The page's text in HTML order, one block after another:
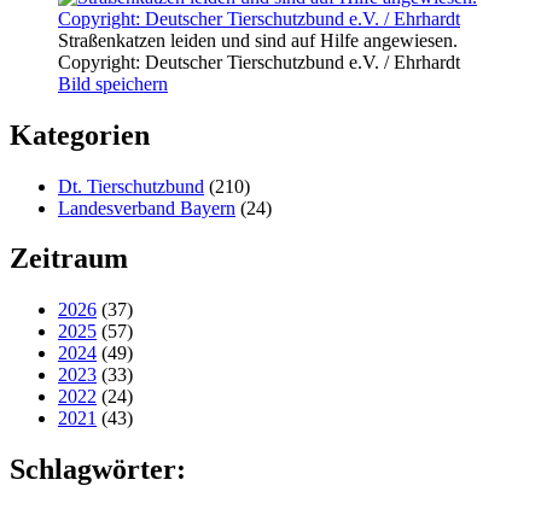
Straßenkatzen leiden und sind auf Hilfe angewiesen.
Copyright: Deutscher Tierschutzbund e.V. / Ehrhardt
Bild speichern
Kategorien
Dt. Tierschutzbund (210)
Landesverband Bayern (24)
Zeitraum
2026 (37)
2025 (57)
2024 (49)
2023 (33)
2022 (24)
2021 (43)
Schlagwörter: